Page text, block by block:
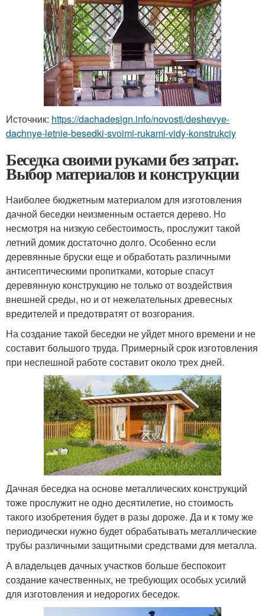
Источник: https://dachadesign.info/novosti/deshevye-
dachnye-letnie-besedki-svoimi-rukami-vidy-konstrukciy
Беседка своими руками без затрат.
Выбор материалов и конструкции
Наиболее бюджетным материалом для изготовления
дачной беседки неизменным остается дерево. Но
несмотря на низкую себестоимость, прослужит такой
летний домик достаточно долго. Особенно если
деревянные бруски еще и обработать различными
антисептическими пропитками, которые спасут
деревянную конструкцию не только от воздействия
внешней среды, но и от нежелательных древесных
вредителей и предотвратят от возгорания.
На создание такой беседки не уйдет много времени и не
составит большого труда. Примерный срок изготовления
при неспешной работе составит около трех дней.
Дачная беседка на основе металлических конструкций
тоже прослужит не одно десятилетие, но стоимость
такого изобретения будет в разы дороже. Да и к тому же
периодически нужно будет обрабатывать металлические
трубы различными защитными средствами для металла.
А владельцев дачных участков больше беспокоит
создание качественных, не требующих особых усилий
для изготовления и недорогих беседок.